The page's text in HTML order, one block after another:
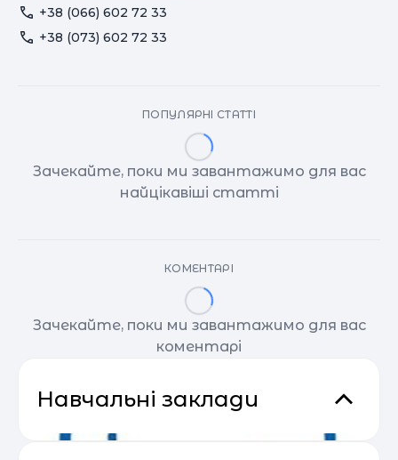
+38 (066) 602 72 33
+38 (073) 602 72 33
ПОПУЛЯРНІ СТАТТІ
Зачекайте, поки ми завантажимо для вас
найцікавіші статті
КОМЕНТАРІ
Зачекайте, поки ми завантажимо для вас
коментарі
Навчальні заклади